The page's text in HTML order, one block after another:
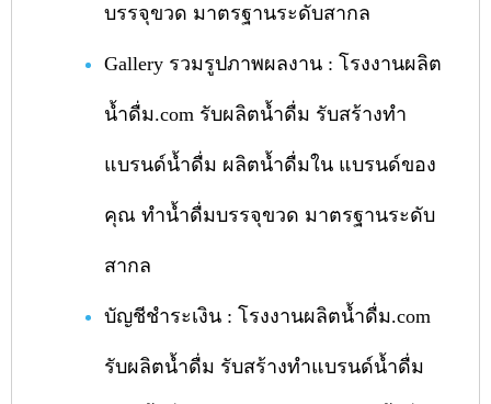
บรรจุขวด มาตรฐานระดับสากล
Gallery รวมรูปภาพผลงาน : โรงงานผลิต
น้ำดื่ม.com รับผลิตน้ำดื่ม รับสร้างทำ
แบรนด์น้ำดื่ม ผลิตน้ำดื่มใน แบรนด์ของ
คุณ ทำน้ำดื่มบรรจุขวด มาตรฐานระดับ
สากล
บัญชีชำระเงิน : โรงงานผลิตน้ำดื่ม.com
รับผลิตน้ำดื่ม รับสร้างทำแบรนด์น้ำดื่ม